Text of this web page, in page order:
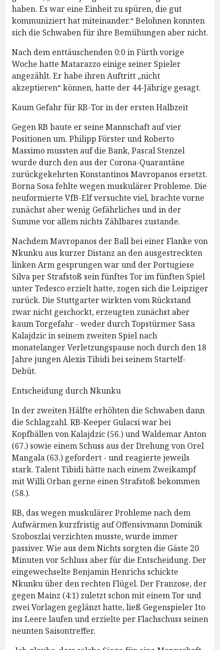
haben. Es war eine Einheit zu spüren, die gut
kommuniziert hat miteinander.“ Belohnen konnten
sich die Schwaben für ihre Bemühungen aber nicht.
Nach dem enttäuschenden 0:0 in Fürth vorige
Woche hatte Matarazzo einige seiner Spieler
angezählt. Er habe ihren Auftritt „nicht
akzeptieren“ können, hatte der 44-Jährige gesagt.
Kaum Gefahr für RB-Tor in der ersten Halbzeit
Gegen RB baute er seine Mannschaft auf vier
Positionen um. Philipp Förster und Roberto
Massimo mussten auf die Bank, Pascal Stenzel
wurde durch den aus der Corona-Quarantäne
zurückgekehrten Konstantinos Mavropanos ersetzt.
Borna Sosa fehlte wegen muskulärer Probleme. Die
neuformierte VfB-Elf versuchte viel, brachte vorne
zunächst aber wenig Gefährliches und in der
Summe vor allem nichts Zählbares zustande.
Nachdem Mavropanos der Ball bei einer Flanke von
Nkunku aus kurzer Distanz an den ausgestreckten
linken Arm gesprungen war und der Portugiese
Silva per Strafstoß sein fünftes Tor im fünften Spiel
unter Tedesco erzielt hatte, zogen sich die Leipziger
zurück. Die Stuttgarter wirkten vom Rückstand
zwar nicht geschockt, erzeugten zunächst aber
kaum Torgefahr - weder durch Topstürmer Sasa
Kalajdzic in seinem zweiten Spiel nach
monatelanger Verletzungspause noch durch den 18
Jahre jungen Alexis Tibidi bei seinem Startelf-
Debüt.
Entscheidung durch Nkunku
In der zweiten Hälfte erhöhten die Schwaben dann
die Schlagzahl. RB-Keeper Gulacsi war bei
Kopfbällen von Kalajdzic (56.) und Waldemar Anton
(67.) sowie einem Schuss aus der Drehung von Orel
Mangala (63.) gefordert - und reagierte jeweils
stark. Talent Tibidi hätte nach einem Zweikampf
mit Willi Orban gerne einen Strafstoß bekommen
(58.).
RB, das wegen muskulärer Probleme nach dem
Aufwärmen kurzfristig auf Offensivmann Dominik
Szoboszlai verzichten musste, wurde immer
passiver. Wie aus dem Nichts sorgten die Gäste 20
Minuten vor Schluss aber für die Entscheidung. Der
eingewechselte Benjamin Henrichs schickte
Nkunku über den rechten Flügel. Der Franzose, der
gegen Mainz (4:1) zuletzt schon mit einem Tor und
zwei Vorlagen geglänzt hatte, ließ Gegenspieler Ito
ins Leere laufen und erzielte per Flachschuss seinen
neunten Saisontreffer.